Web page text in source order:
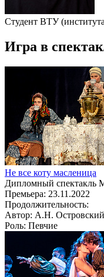
Студент ВТУ
Игра в
Не все коту масленица
Дипломный спектакль
Премьера: 23.11.2022
Продолжительность:
Автор: А.Н. Островский
Роль: Певчие